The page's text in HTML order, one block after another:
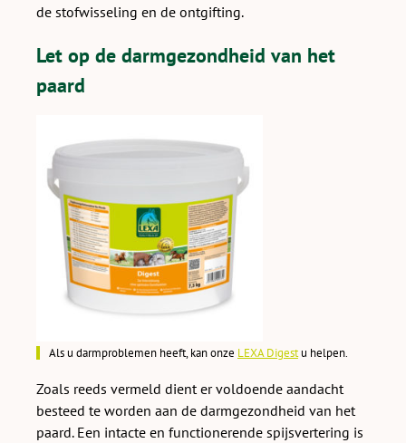
de stofwisseling en de ontgifting.
Let op de darmgezondheid van het
paard
Als u darmproblemen heeft, kan onze LEXA Digestu helpen.
Zoals reeds vermeld dient er voldoende aandacht
besteed te worden aan de darmgezondheid van het
paard. Een intacte en functionerende spijsvertering is